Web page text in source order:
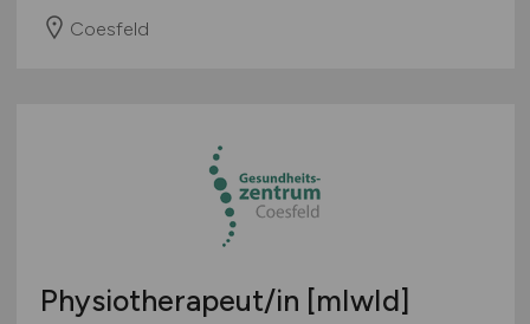
Coesfeld
Physiotherapeut/in [mIwId]